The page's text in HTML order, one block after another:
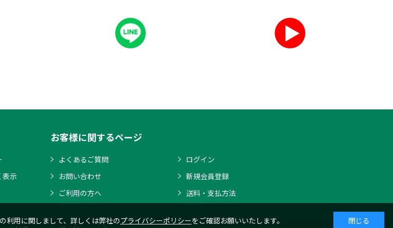
表示
お客様に関するページ
よくあるご質問
お問い合わせ
ご利用の方へ
ログイン
新規会員登録
送料・支払方法
利用に関しまして、詳しくは弊社のプライバシーポリシーをご確認お願いいたします。 閉じる